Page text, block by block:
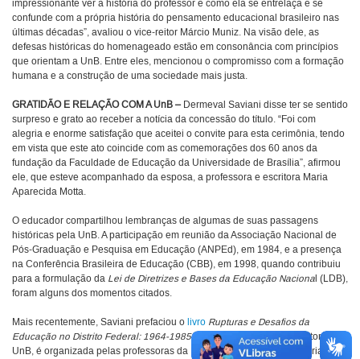
impressionante ver a história do professor e como ela se entrelaça e se
confunde com a própria história do pensamento educacional brasileiro nas
últimas décadas”, avaliou o vice-reitor Márcio Muniz. Na visão dele, as
defesas históricas do homenageado estão em consonância com princípios
que orientam a UnB. Entre eles, mencionou o compromisso com a formação
humana e a construção de uma sociedade mais justa.
GRATIDÃO E RELAÇÃO COM A UnB –Dermeval Saviani disse ter se sentido
surpreso e grato ao receber a notícia da concessão do título. “Foi com
alegria e enorme satisfação que aceitei o convite para esta cerimônia, tendo
em vista que este ato coincide com as comemorações dos 60 anos da
fundação da Faculdade de Educação da Universidade de Brasília”, afirmou
ele, que esteve acompanhado da esposa, a professora e escritora Maria
Aparecida Motta.
O educador compartilhou lembranças de algumas de suas passagens
históricas pela UnB. A participação em reunião da Associação Nacional de
Pós-Graduação e Pesquisa em Educação (ANPEd), em 1984, e a presença
na Conferência Brasileira de Educação (CBB), em 1998, quando contribuiu
para a formulação da Lei de Diretrizes e Bases da Educação Nacional (LDB),
foram alguns dos momentos citados.
Mais recentemente, Saviani prefaciou o livro Rupturas e Desafios da
Educação no Distrito Federal: 1964-1985. A obra, publicada pela Editora
UnB, é organizada pelas professoras da FE Eva Waisros e Laura Maria